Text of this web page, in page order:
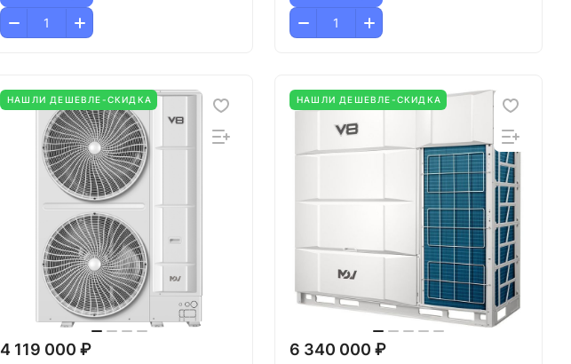
НАШЛИ ДЕШЕВЛЕ-СКИДКА
4 119 000 ₽
НАШЛИ ДЕШЕВЛЕ-СКИДКА
6 340 000 ₽